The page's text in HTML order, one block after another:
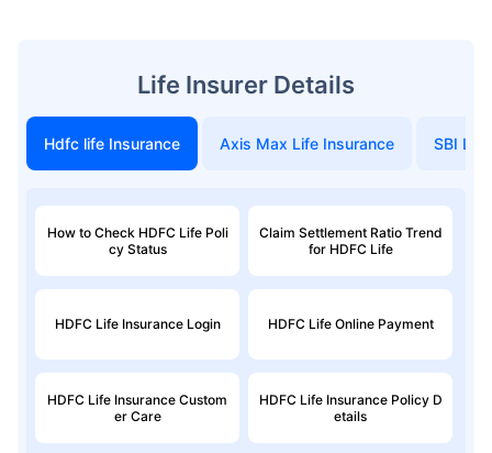
Life Insurer Details
Hdfc life Insurance Axis Max Life Insurance SBI
How to Check HDFC Life Poli
cy Status
Claim Settlement Ratio Trend
for HDFC Life
HDFC Life Insurance Login HDFC Life Online Payment
HDFC Life Insurance Custom
er Care
HDFC Life Insurance Policy D
etails